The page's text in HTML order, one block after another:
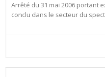
Arrêté du 31 mai 2006 portant
conclu dans le secteur du